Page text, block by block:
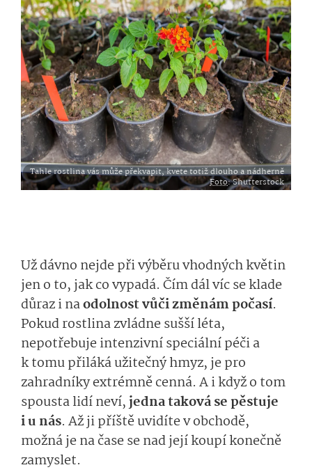
Tahle rostlina vás může překvapit, kvete totiž dlouho a nádherně
Foto: Shutterstock
Už dávno nejde při výběru vhodných květin
jen o to, jak co vypadá. Čím dál víc se klade
důraz i naodolnost vůči změnám počasí.
Pokud rostlina zvládne sušší léta,
nepotřebuje intenzivní speciální péči a
k tomu přiláká užitečný hmyz, je pro
zahradníky extrémně cenná. A i když o tom
spousta lidí neví,jedna taková se pěstuje
i u nás. Až ji příště uvidíte v obchodě,
možná je na čase se nad její koupí konečně
zamyslet.